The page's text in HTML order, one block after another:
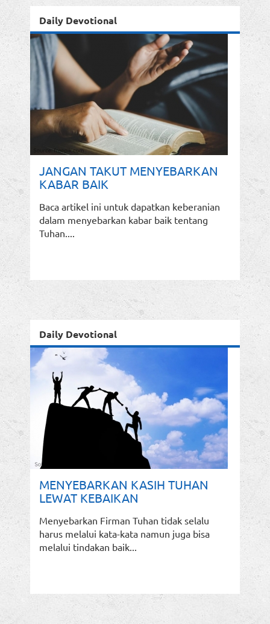
Daily Devotional
JANGAN TAKUT MENYEBARKAN
KABAR BAIK
Baca artikel ini untuk dapatkan keberanian
dalam menyebarkan kabar baik tentang
Tuhan....
Daily Devotional
MENYEBARKAN KASIH TUHAN
LEWAT KEBAIKAN
Menyebarkan Firman Tuhan tidak selalu
harus melalui kata-kata namun juga bisa
melalui tindakan baik...